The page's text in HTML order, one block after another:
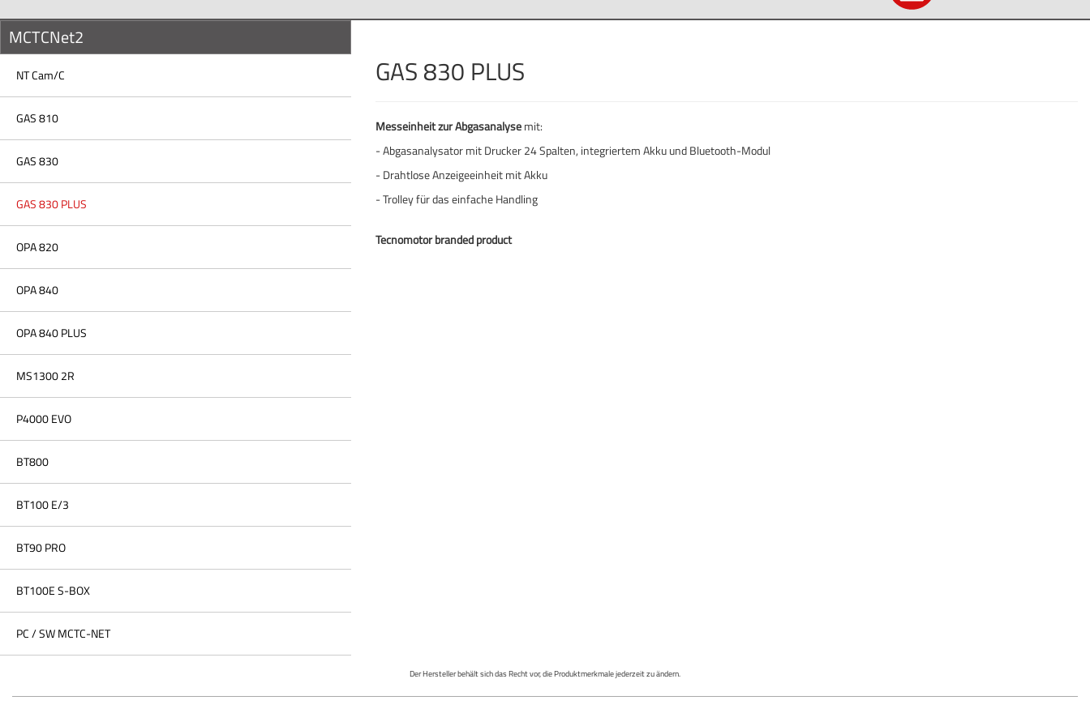
MCTCNet2
NT Cam/C
GAS 810
GAS 830
GAS 830 PLUS
OPA 820
OPA 840
OPA 840 PLUS
MS1300 2R
P4000 EVO
BT800
BT100 E/3
BT90 PRO
BT100E S-BOX
PC / SW MCTC-NET
GAS 830 PLUS
Messeinheit zur Abgasanalysemit:
- Abgasanalysator mit Drucker 24 Spalten, integriertem Akku und Bluetooth-Modul
- Drahtlose Anzeigeeinheit mit Akku
- Trolley für das einfache Handling
Tecnomotor branded product
Der Hersteller behält sich das Recht vor, die Produktmerkmale jederzeit zu ändern.